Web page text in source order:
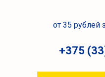
от 35 рублей
+375